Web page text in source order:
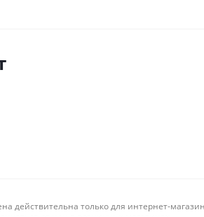
действительна только для интернет-